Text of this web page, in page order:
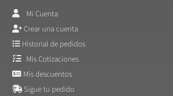
Mi Cuenta
Crear una cuenta
Historial de pedidos
Mis Cotizaciones
Mis descuentos
Sigue tu pedido